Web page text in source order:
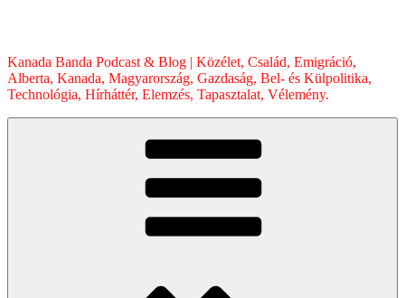
Kanada Banda Podcast & Blog | Közélet, Család, Emigráció,
Alberta, Kanada, Magyarország, Gazdaság, Bel- és Külpolitika,
Technológia, Hírháttér, Elemzés, Tapasztalat, Vélemény.